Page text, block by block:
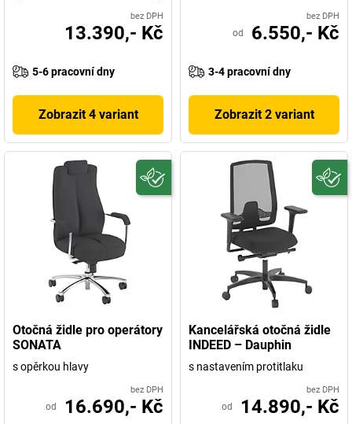
bez DPH
13.390,- Kč
5-6 pracovní dny
Zobrazit 4 variant
bez DPH
od 6.550,- Kč
3-4 pracovní dny
Zobrazit 2 variant
Otočná židle pro operátory
SONATA
s opěrkou hlavy
bez DPH
od 16.690,- Kč
Kancelářská otočná židle
INDEED – Dauphin
s nastavením protitlaku
bez DPH
od 14.890,- Kč